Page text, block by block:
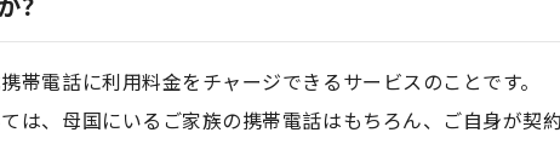
帯電話に利用料金をチャージできるサービスのことです。
は、母国にいるご家族の携帯電話はもちろん、ご自身が契